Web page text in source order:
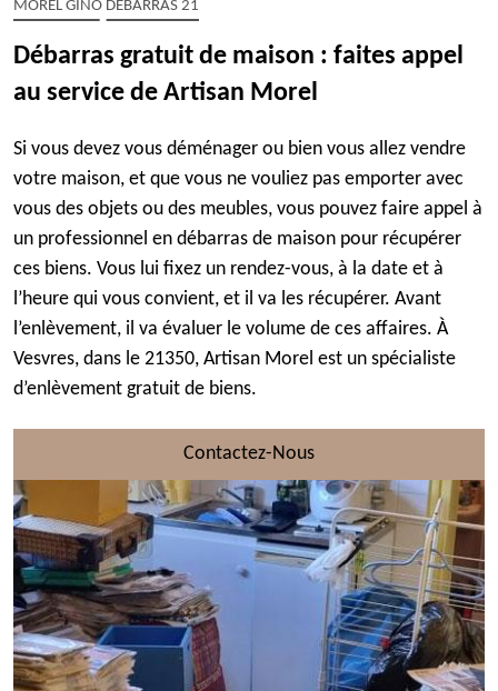
MOREL GINO DÉBARRAS 21
Débarras gratuit de maison : faites appel
au service de Artisan Morel
Si vous devez vous déménager ou bien vous allez vendre
votre maison, et que vous ne vouliez pas emporter avec
vous des objets ou des meubles, vous pouvez faire appel à
un professionnel en débarras de maison pour récupérer
ces biens. Vous lui fixez un rendez-vous, à la date et à
l’heure qui vous convient, et il va les récupérer. Avant
l’enlèvement, il va évaluer le volume de ces affaires. À
Vesvres, dans le 21350, Artisan Morel est un spécialiste
d’enlèvement gratuit de biens.
Contactez-Nous